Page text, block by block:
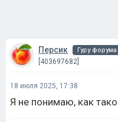
Персик Гуру форума
[403697682]
18 июля 2025, 17:38
Я не понимаю, как